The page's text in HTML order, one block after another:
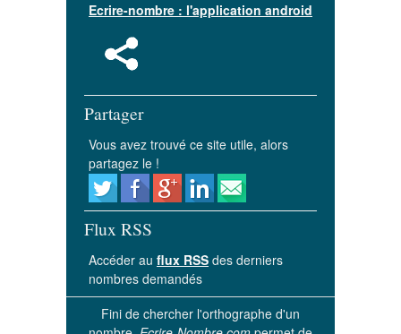
Ecrire-nombre : l'application android
Partager
Vous avez trouvé ce site utile, alors
partagez le !
Flux RSS
Accéder au flux RSS des derniers
nombres demandés
Fini de chercher l'orthographe d'un